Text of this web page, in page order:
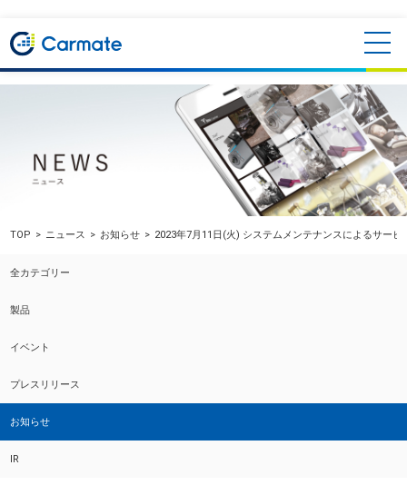
TOP ニュース お知らせ 2023年7月11日(火) システムメンテナンスによるサー
全カテゴリー
製品
イベント
プレスリリース
お知らせ
IR